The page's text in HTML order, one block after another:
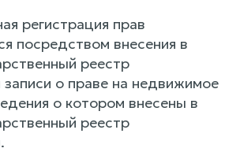
регистрация прав
посредством внесения в
реестр
о праве на недвижимое
о котором внесены в
реестр